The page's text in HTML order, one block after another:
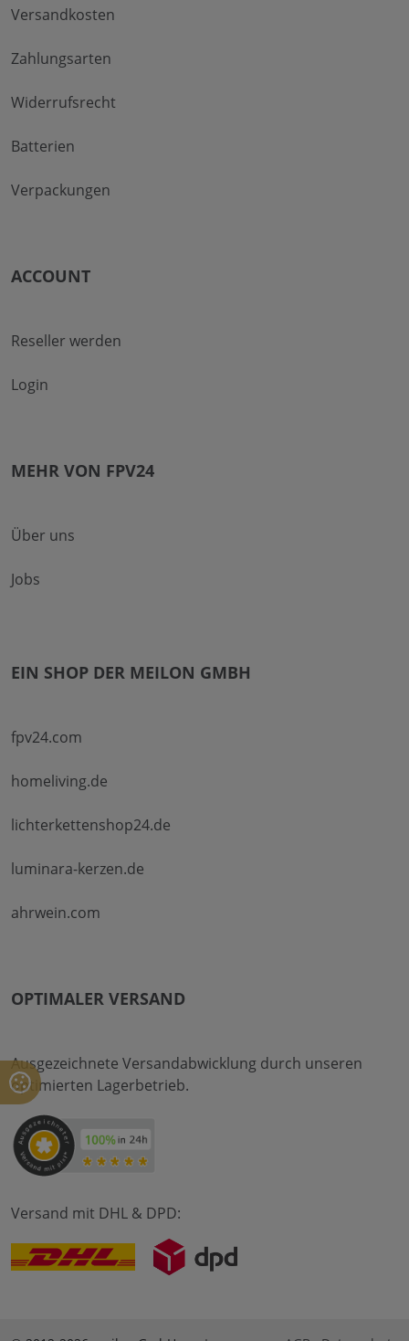
Versandkosten
Zahlungsarten
Widerrufsrecht
Batterien
Verpackungen
ACCOUNT
Reseller werden
Login
MEHR VON FPV24
Über uns
Jobs
EIN SHOP DER MEILON GMBH
fpv24.com
homeliving.de
lichterkettenshop24.de
luminara-kerzen.de
ahrwein.com
OPTIMALER VERSAND
Ausgezeichnete Versandabwicklung durch unseren
optimierten Lagerbetrieb.
Versand mit DHL & DPD: